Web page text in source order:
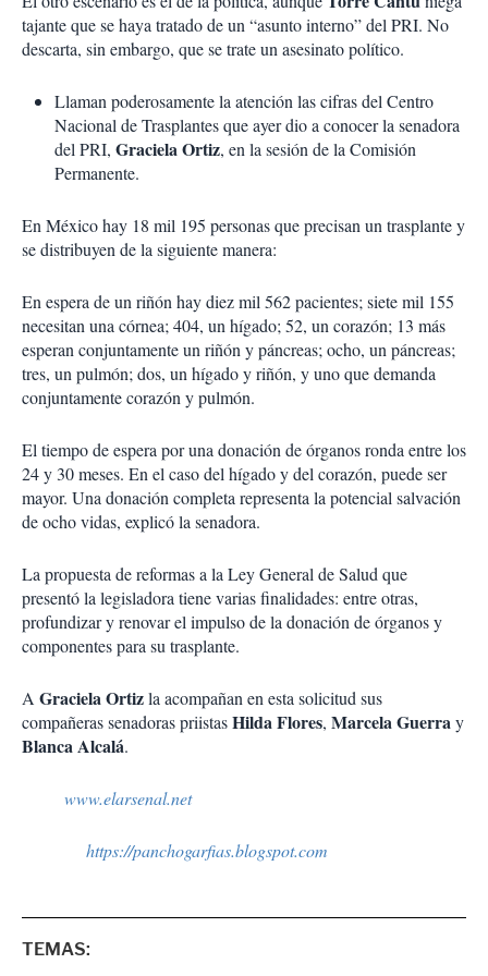
tajante que se haya tratado de un “asunto interno” del PRI. No
descarta, sin embargo, que se trate un asesinato político.
Llaman poderosamente la atención las cifras del Centro
Nacional de Trasplantes que ayer dio a conocer la senadora
del PRI, GracielaOrtiz, en la sesión de la Comisión
Permanente.
En México hay 18 mil 195 personas que precisan un trasplante y
se distribuyen de la siguiente manera:
En espera de un riñón hay diez mil 562 pacientes; siete mil 155
necesitan una córnea; 404, un hígado; 52, un corazón; 13 más
esperan conjuntamente un riñón y páncreas; ocho, un páncreas;
tres, un pulmón; dos, un hígado y riñón, y uno que demanda
conjuntamente corazón y pulmón.
El tiempo de espera por una donación de órganos ronda entre los
24 y 30 meses. En el caso del hígado y del corazón, puede ser
mayor. Una donación completa representa la potencial salvación
de ocho vidas, explicó la senadora.
La propuesta de reformas a la Ley General de Salud que
presentó la legisladora tiene varias finalidades: entre otras,
profundizar y renovar el impulso de la donación de órganos y
componentes para su trasplante.
A GracielaOrtizla acompañan en esta solicitud sus
compañeras senadoras priistasHilda Flores, Marcela Guerray
Blanca Alcalá.
www.elarsenal.net
https://panchogarfias.blogspot.com
TEMAS: